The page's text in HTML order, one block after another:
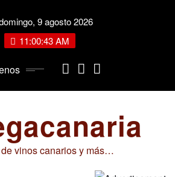
9 agosto 2026
11:00:44 AM
vinos canarios y más…